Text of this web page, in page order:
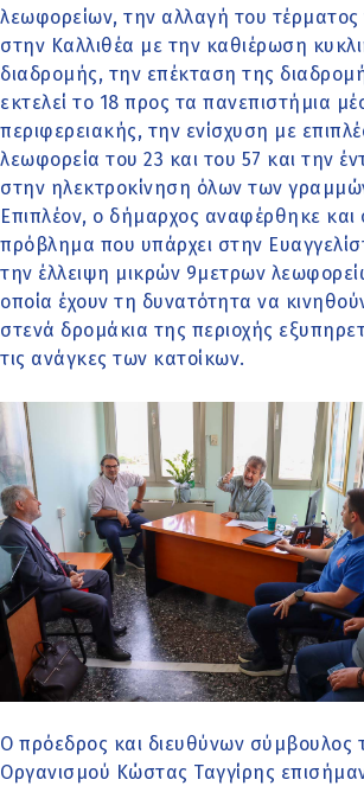
λεωφορείων, την αλλαγή του τέρματος
στην Καλλιθέα με την καθιέρωση
διαδρομής, την επέκταση της
εκτελεί το 18 προς τα πανεπιστήμια
περιφερειακής, την ενίσχυση με
λεωφορεία του 23 και του 57 και την
στην ηλεκτροκίνηση όλων των
Επιπλέον, ο δήμαρχος αναφέρθηκε και
πρόβλημα που υπάρχει στην
την έλλειψη μικρών 9μετρων
οποία έχουν τη δυνατότητα να
στενά δρομάκια της περιοχής
τις ανάγκες των κατοίκων.
Ο πρόεδρος και διευθύνων σύμβουλος
Οργανισμού Κώστας Ταγγίρης